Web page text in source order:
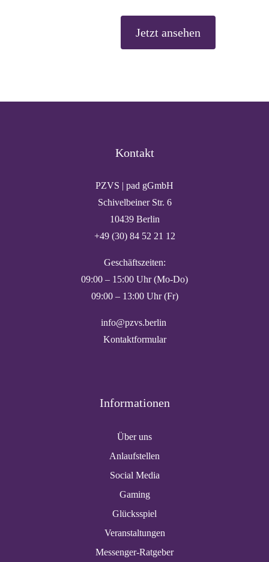
Jetzt ansehen
Kontakt
PZVS | pad gGmbH
Schivelbeiner Str. 6
10439 Berlin
+49 (30) 84 52 21 12
Geschäftszeiten:
09:00 – 15:00 Uhr (Mo-Do)
09:00 – 13:00 Uhr (Fr)
info@pzvs.berlin
Kontaktformular
Informationen
Über uns
Anlaufstellen
Social Media
Gaming
Glücksspiel
Veranstaltungen
Messenger-Ratgeber